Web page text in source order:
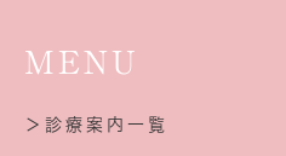
MENU
＞診療案内一覧